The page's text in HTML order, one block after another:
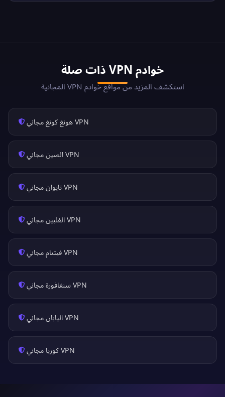
خوادم VPN ذات صلة
استكشف المزيد من مواقع خوادم VPN المجانية
VPN هونغ كونغ مجاني
VPN الصين مجاني
VPN تايوان مجاني
VPN الفلبين مجاني
VPN فيتنام مجاني
VPN سنغافورة مجاني
VPN اليابان مجاني
VPN كوريا مجاني